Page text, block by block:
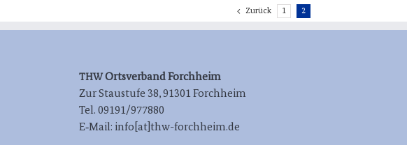
Zurück 1 2
THW Orts­ver­band Forchheim
Zur Stau­stu­fe 38, 91301 Forchheim
Tel. 09191/977880
E‑Mail: info[at]thw-forchheim.de